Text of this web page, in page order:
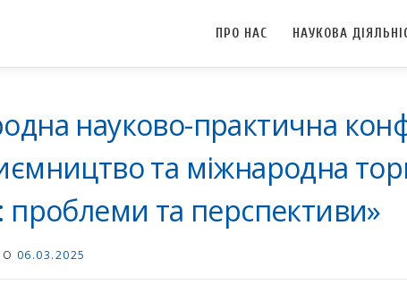
ПРО НАС НАУКОВА
науково-практична
та міжнародна
проблеми та перспективи»
06.03.2025